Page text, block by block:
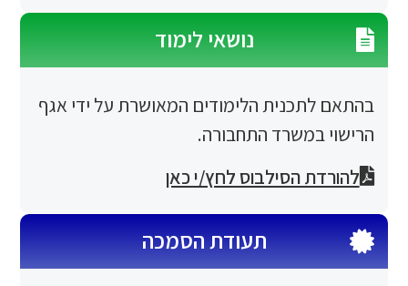
נושאי לימוד
הלימודים המאושרת על ידי אגף
התחבורה.
הסילבוס לחץ/י כאן
תעודת הסמכה